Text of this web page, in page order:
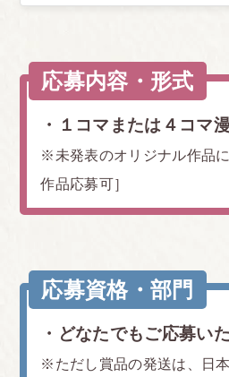
応募内容・形式
・１コマまたは４コマ
※未発表のオリジナル作品
作品応募可］
応募資格・部門
・どなたでもご応募い
※ただし賞品の発送は、日